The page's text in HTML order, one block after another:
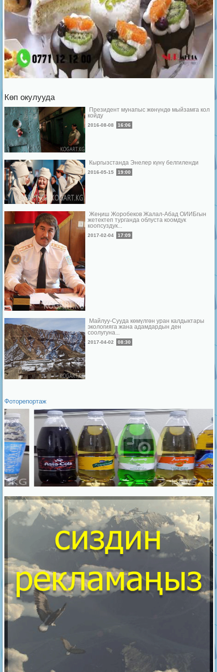
Көп окулууда
Президент мунапыс жөнүндө мыйзамга кол
койду
2016-08-08 16:06
Кыргызстанда Энелер күнү белгиленди
2016-05-15 19:00
Жеңиш Жоробеков Жалал-Абад ОИИБгын
жетектеп турганда облуста коомдук
коопсуздук...
2017-02-04 17:09
Майлуу-Сууда көмүлгөн уран калдыктары
экологияга жана адамдардын ден
соолугуна...
2017-04-02 08:30
Фоторепортаж